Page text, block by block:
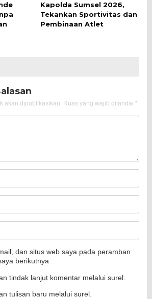
Kapolda Sumsel 2026,
Tekankan Sportivitas dan
Pembinaan Atlet
akan dipublikasikan. Ruas yang wajib ditandai *
dan situs web saya pada peramban
berikutnya.
tindak lanjut komentar melalui surel.
tulisan baru melalui surel.